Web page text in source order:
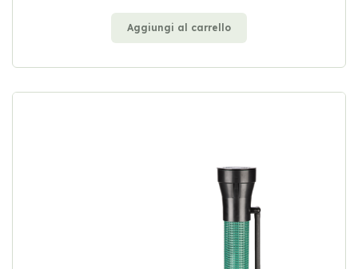
Aggiungi al carrello